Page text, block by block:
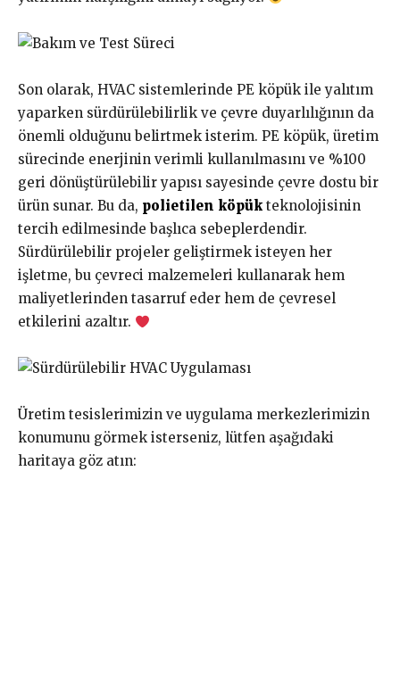
Son olarak, HVAC sistemlerinde PE köpük ile yalıtım
yaparken sürdürülebilirlik ve çevre duyarlılığının da
önemli olduğunu belirtmek isterim. PE köpük, üretim
sürecinde enerjinin verimli kullanılmasını ve %100
geri dönüştürülebilir yapısı sayesinde çevre dostu bir
ürün sunar. Bu da, polietilen köpük teknolojisinin
tercih edilmesinde başlıca sebeplerdendir.
Sürdürülebilir projeler geliştirmek isteyen her
işletme, bu çevreci malzemeleri kullanarak hem
maliyetlerinden tasarruf eder hem de çevresel
etkilerini azaltır.
Üretim tesislerimizin ve uygulama merkezlerimizin
konumunu görmek isterseniz, lütfen aşağıdaki
haritaya göz atın: